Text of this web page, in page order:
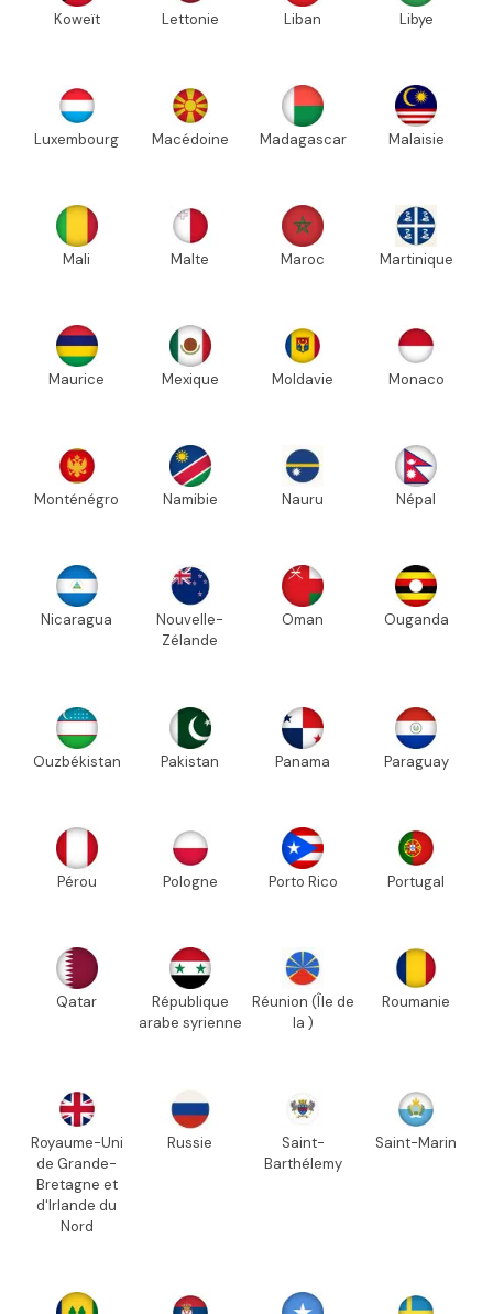
Koweït Lettonie Liban Libye
Luxembourg Macédoine Madagascar Malaisie
Mali Malte Maroc Martinique
Maurice Mexique Moldavie Monaco
Monténégro Namibie Nauru Népal
Nicaragua
Nouvelle-
Zélande
Oman Ouganda
Ouzbékistan Pakistan Panama Paraguay
Pérou Pologne Porto Rico Portugal
Qatar
République
arabe syrienne
Réunion (Île de
la )
Roumanie
Royaume-Uni
de Grande-
Bretagne et
d'Irlande du
Nord
Russie
Saint-
Barthélemy
Saint-Marin